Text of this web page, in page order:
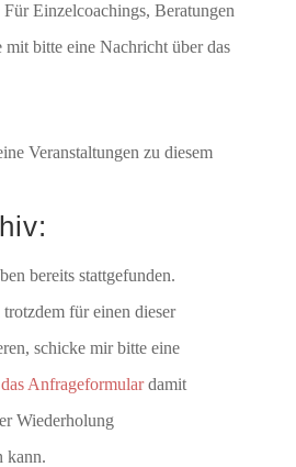
Einzelcoachings, Beratungen
mit bitte eine Nachricht über das
Veranstaltungen zu diesem
bereits stattgefunden.
für einen dieser
schicke mir bitte eine
Anfrageformulardamit
Wiederholung
kann.